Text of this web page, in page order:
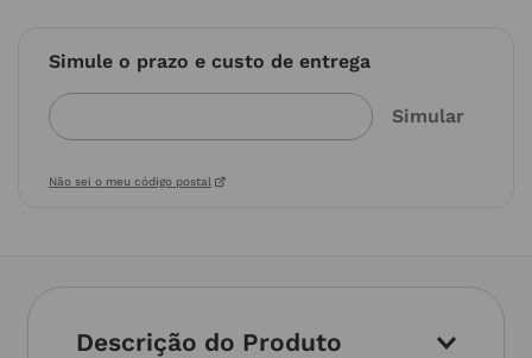
Simule o prazo e custo de entrega
Não sei o meu código postal
Descrição do Produto